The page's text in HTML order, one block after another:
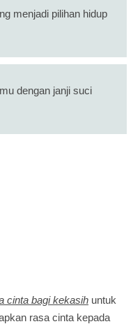
menjadi pilihan hidup
dengan janji suci
cinta bagi kekasihuntuk
rasa cinta kepada